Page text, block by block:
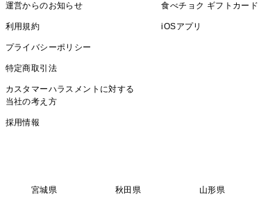
常温で5~7日置くと、まろみがあるマイル
甘みが増し、まるで完熟マンゴーのような
あまりの美味しさに全部食べてしまいそう
※渋抜きした柿を加熱すると渋みが再発生
運営からのお知らせ
利用規約
プライバシーポリシー
特定商取引法
カスタマーハラスメントに対する
当社の考え方
採用情報
食べチョク ギフトカード
iOSアプリ
宮城県 秋田県 山形県